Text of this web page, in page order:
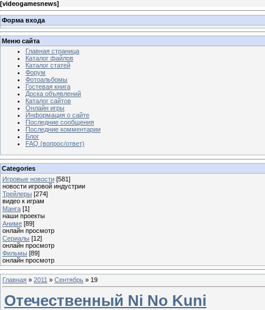
[videogamesnews]
Форма входа
Меню сайта
Главная страница
Каталог файлов
Каталог статей
Форум
Фотоальбомы
Гостевая книга
Доска объявлений
Каталог сайтов
Онлайн игры
Информация о сайте
Последние сообщения
Последние комментарии
Блог
FAQ (вопрос/ответ)
Categories
Игровые новости [581]
новости игровой индустрии
Трейлеры [274]
видео к играм
Манга [1]
наши проекты
Аниме [89]
онлайн просмотр
Сериалы [12]
онлайн просмотр
Фильмы [89]
онлайн просмотр
Главная » 2011 » Сентябрь » 19
Отечественный Ni No Kuni